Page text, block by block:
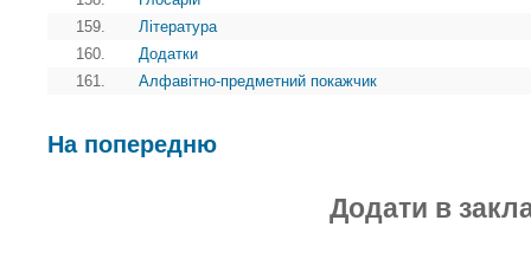
159.
Література
160.
Додатки
161.
Алфавітно-предметний покажчик
На попередню
Додати в